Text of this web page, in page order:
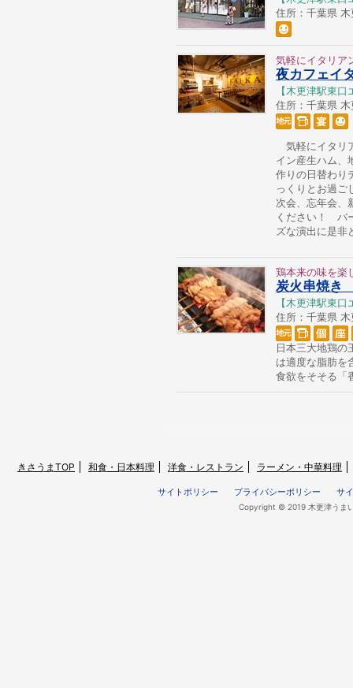
住所：千葉県
気軽にイタリア
夜カフェイ
【木更津駅東口
住所：千葉県
気軽にイタリ
イン産生ハム
作りの日替わ
っくりとお過
次会、忘年会、
ください！ バ
ズな演出に是
鶏本来の味を楽
炭火串焼き
【木更津駅東口
住所：千葉県
日本三大地鶏の
は適度な脂肪を
食欲をそそる「
きさうまTOP 和食・日本料理 洋食・レストラン ラーメン・中華料理
サイトポリシー プライバシーポリシー サ
Copyright © 2019 木更津うま